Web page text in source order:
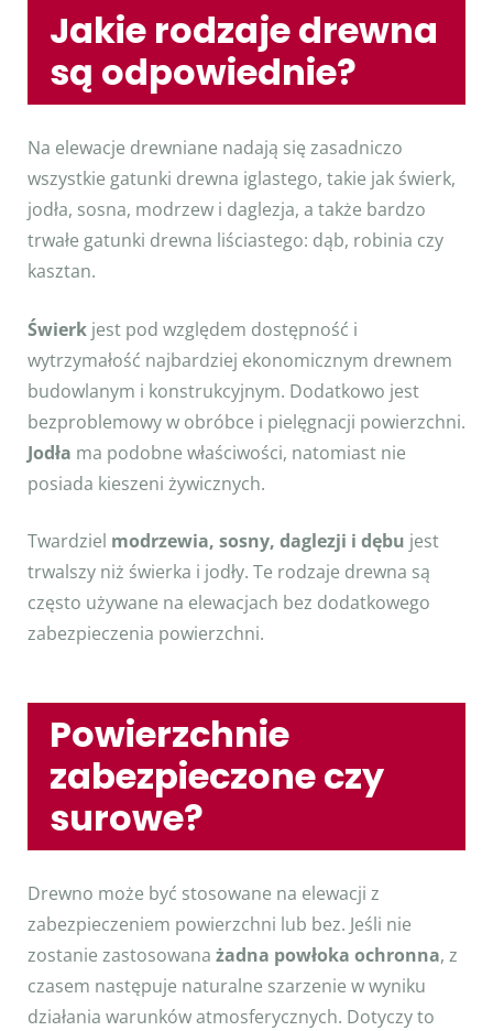
Jakie rodzaje drewna
są odpowiednie?
Na elewacje drewniane nadają się zasadniczo
wszystkie gatunki drewna iglastego, takie jak świerk,
jodła, sosna, modrzew i daglezja, a także bardzo
trwałe gatunki drewna liściastego: dąb, robinia czy
kasztan.
Świerk jest pod względem dostępność i
wytrzymałość najbardziej ekonomicznym drewnem
budowlanym i konstrukcyjnym. Dodatkowo jest
bezproblemowy w obróbce i pielęgnacji powierzchni.
Jodła ma podobne właściwości, natomiast nie
posiada kieszeni żywicznych.
Twardziel modrzewia, sosny, daglezji i dębu jest
trwalszy niż świerka i jodły. Te rodzaje drewna są
często używane na elewacjach bez dodatkowego
zabezpieczenia powierzchni.
Powierzchnie
zabezpieczone czy
surowe?
Drewno może być stosowane na elewacji z
zabezpieczeniem powierzchni lub bez. Jeśli nie
zostanie zastosowana żadna powłoka ochronna, z
czasem następuje naturalne szarzenie w wyniku
działania warunków atmosferycznych. Dotyczy to